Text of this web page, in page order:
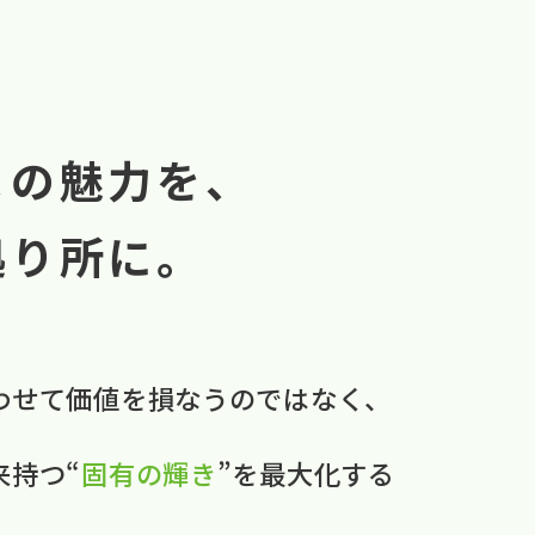
魅力を、
所に。
て​価値を​損なうのではなく、
持つ“固有の​輝き”を​最大化する​